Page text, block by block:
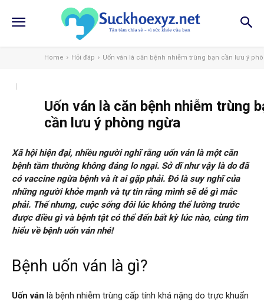
Home Hỏi đáp Uốn ván là căn bệnh nhiễm trùng bạn cần lưu ý
Uốn ván là căn bệnh nhiễm trùng
cần lưu ý phòng ngừa
Xã hội hiện đại, nhiều người nghĩ rằng uốn ván là một căn
bệnh tầm thường không đáng lo ngại. Sở dĩ như vậy là do đã
có vaccine ngừa bệnh và ít ai gặp phải. Đó là suy nghĩ của
những người khỏe mạnh và tự tin rằng mình sẽ dễ gì mắc
phải. Thế nhưng, cuộc sống đôi lúc không thể lường trước
được điều gì và bệnh tật có thể đến bất kỳ lúc nào, cùng tìm
hiểu về bệnh uốn ván nhé!
Bệnh uốn ván là gì?
Uốn ván là bệnh nhiễm trùng cấp tính khá nặng do trực khuẩn